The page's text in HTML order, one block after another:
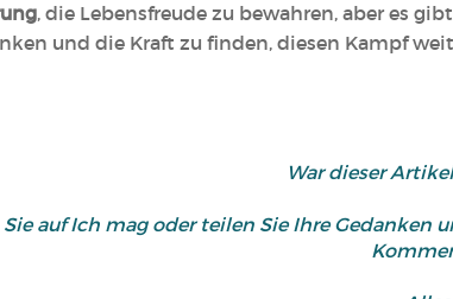
, die Lebensfreude zu bewahren, aber es
und die Kraft zu finden, diesen Kampf
War dieser
auf Ich mag oder teilen Sie Ihre